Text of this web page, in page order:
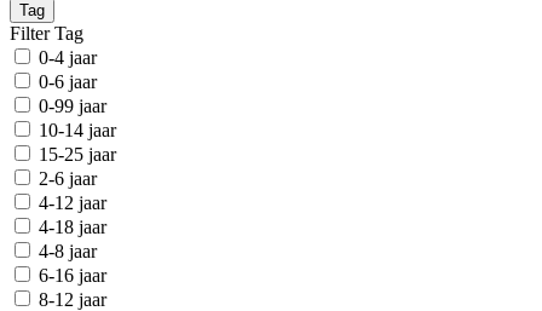
Tag
Filter Tag
0-4 jaar
0-6 jaar
0-99 jaar
10-14 jaar
15-25 jaar
2-6 jaar
4-12 jaar
4-18 jaar
4-8 jaar
6-16 jaar
8-12 jaar